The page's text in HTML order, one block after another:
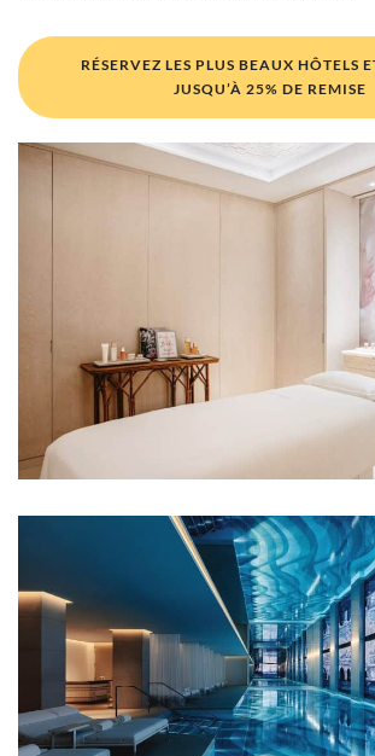
RÉSERVEZ LES PLUS BEAUX HÔTELS
JUSQU’À 25% DE REMISE